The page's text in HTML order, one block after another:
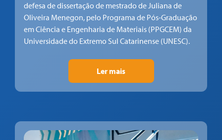
defesa de dissertação de mestrado de Juliana de
Oliveira Menegon, pelo Programa de Pós-Graduação
em Ciência e Engenharia de Materiais (PPGCEM) da
Universidade do Extremo Sul Catarinense (UNESC).
Ler mais